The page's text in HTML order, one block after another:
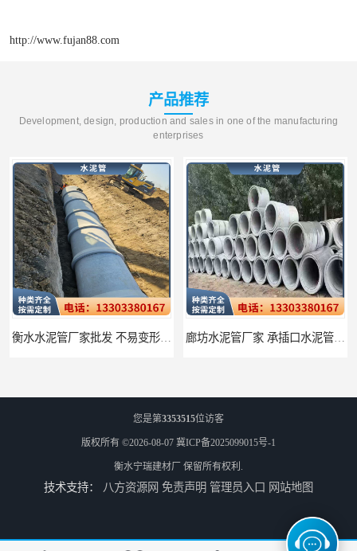
http://www.fujan88.com
产品推荐
Development, design, production and sales in one of the manufacturing
enterprises
衡水水泥管厂家批发 不易变形结构稳定 廊坊水泥管厂家 承插口水泥管 抗滑移性能稳定可靠
邢台预制检查井批发 检修井 有效引导分流雨水 唐山检查井厂家批发 检测井 结构简单易于安装
您是第3353515位访客
版权所有 ©2026-08-07 冀ICP备2025099015号-1
衡水宁瑞建材厂 保留所有权利.
技术支持： 八方资源网 免责声明 管理员入口 网站地图